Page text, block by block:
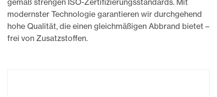
modernster Technologie garantieren wir durchgehend
hohe Qualität, die einen gleichmäßigen Abbrand bietet –
frei von Zusatzstoffen.